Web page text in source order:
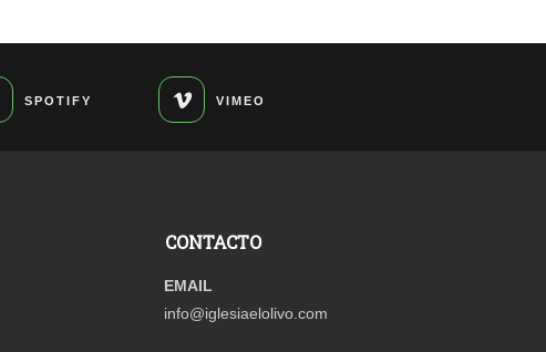
SPOTIFY VIMEO
CONTACTO
EMAIL
info@iglesiaelolivo.com